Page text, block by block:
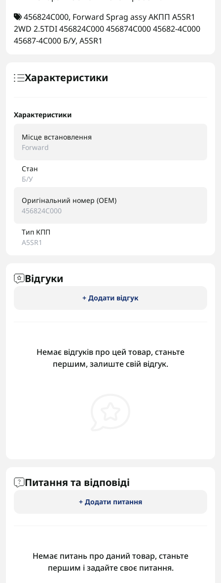
456824C000, Forward Sprag assy АКПП A5SR1
2WD 2.5TDI 456824C000 456874C000 45682-4C000
45687-4C000 Б/У, A5SR1
Характеристики
Характеристики
Місце встановлення
Forward
Стан
Б/У
Оригінальний номер (OEM)
456824C000
Тип КПП
A5SR1
Відгуки
+ Додати відгук
Немає відгуків про цей товар, станьте
першим, залиште свій відгук.
Питання та відповіді
+ Додати питання
Немає питань про даний товар, станьте
першим і задайте своє питання.